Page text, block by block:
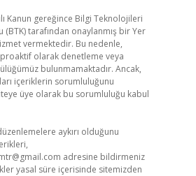
Kanun gereğince Bilgi Teknolojileri
(BTK) tarafından onaylanmış bir Yer
vermektedir. Bu nedenle,
olarak denetleme veya
bulunmamaktadır. Ancak,
içeriklerin sorumluluğunu
üye olarak bu sorumluluğu kabul
aykırı olduğunu
adresine bildirmeniz
yasal süre içerisinde sitemizden